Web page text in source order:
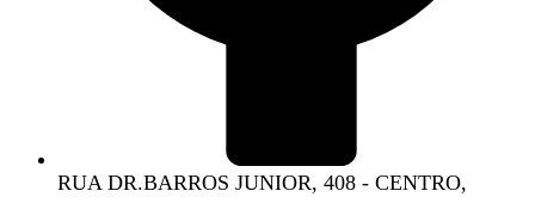
RUA DR.BARROS JUNIOR, 408 - CENTRO,